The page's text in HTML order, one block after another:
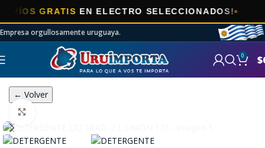
GRATISEN ELECTRO SELECCIONADOS!
Empresa orgullosamente uruguaya.
0 $
← Volver